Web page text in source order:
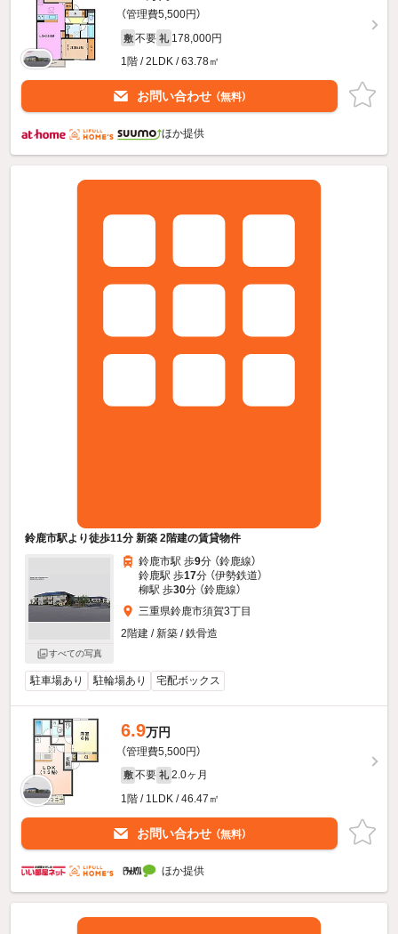
（管理費5,500円）
敷 不要 礼 178,000円
1階 / 2LDK / 63.78㎡
お問い合わせ （無料）
ほか提供
鈴鹿市駅より徒歩11分 新築 2階建の賃貸物件
すべての写真
鈴鹿市駅 歩9分 （鈴鹿線）
鈴鹿駅 歩17分 （伊勢鉄道）
柳駅 歩30分 （鈴鹿線）
三重県鈴鹿市須賀3丁目
2階建 / 新築 / 鉄骨造
駐車場あり 駐輪場あり 宅配ボックス
6.9万円
（管理費5,500円）
敷 不要 礼 2.0ヶ月
1階 / 1LDK / 46.47㎡
お問い合わせ （無料）
ほか提供